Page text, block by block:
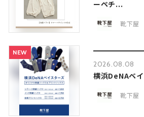
ーペチ...
靴下屋
NEW
2026.08.08
横浜DeNAベ
靴下屋